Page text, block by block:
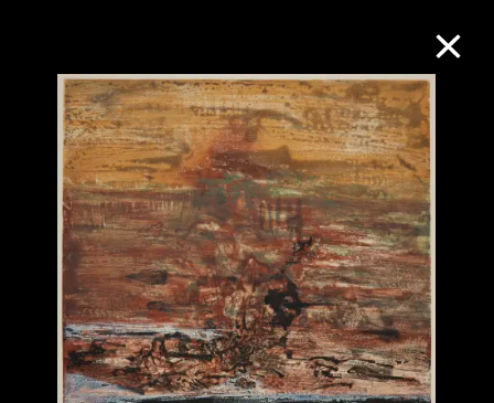
M+藏品
進一步篩選 搜索
關於M+藏品